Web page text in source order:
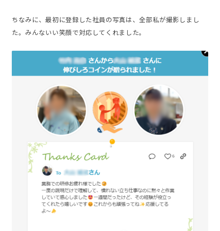
ちなみに、最初に登録した社員の写真は、全部私が撮影しまし
た。みんないい笑顔で対応してくれました。